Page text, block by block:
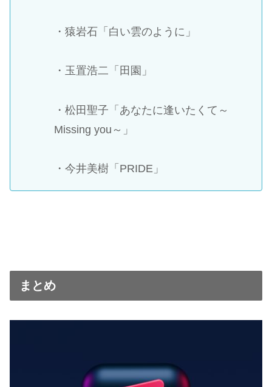
・猿岩石「白い雲のように」
・玉置浩二「田園」
・松田聖子「あなたに逢いたくて～
Missing you～」
・今井美樹「PRIDE」
まとめ